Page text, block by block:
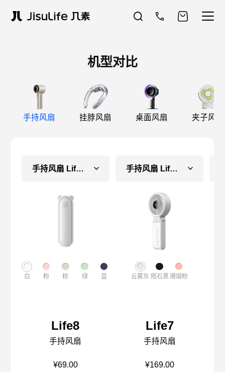
机型对比
手持风扇 挂脖风扇 桌面风扇 夹子风扇
手持风扇 Life8（常规款）
白 粉 棕 绿 蓝
Life8
手持风扇
¥69.00
手持风扇 Life7（长续航款）
云雾灰 陨石黑 珊瑚粉
Life7
手持风扇
¥169.00